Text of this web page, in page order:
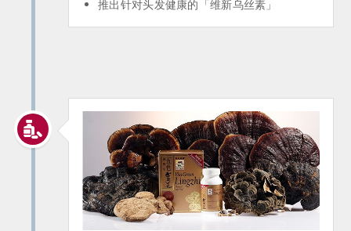
推出针对头发健康的「维新乌丝素」